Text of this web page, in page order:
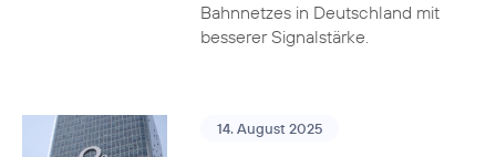
Bahnnetzes in Deutschland mit
besserer Signalstärke.
14. August 2025